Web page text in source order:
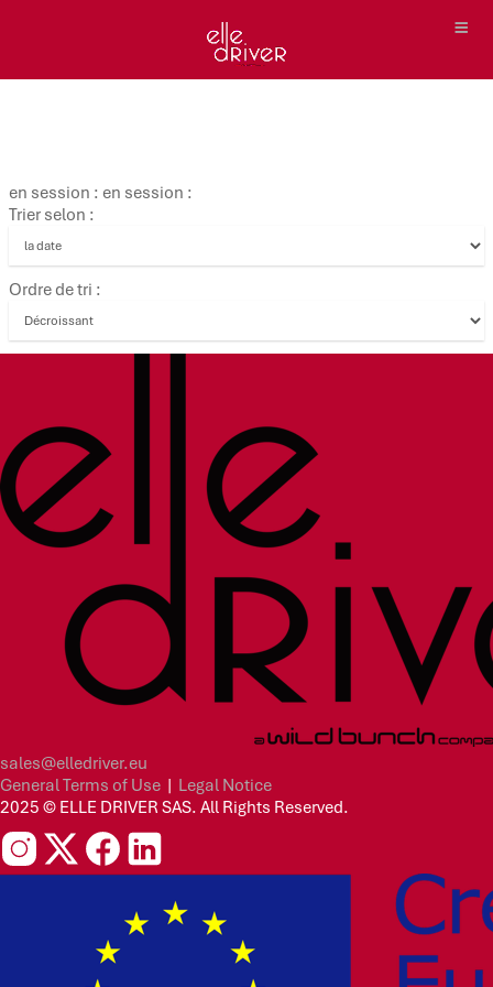
en session : en session :
Trier selon :
Ordre de tri :
sales@elledriver.eu
General Terms of Use | Legal Notice
2025 © ELLE DRIVER SAS. All Rights Reserved.